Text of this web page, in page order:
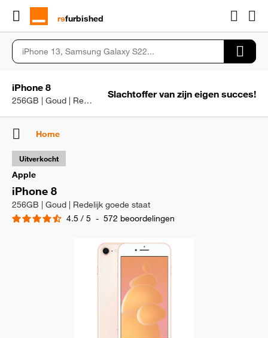
rɘfurbished
iPhone 8
256GB | Goud | Redelijk goede staat
Slachtoffer van zijn eigen succes!
Home
Apple
iPhone 8
256GB | Goud | Redelijk goede staat
4.5 / 5 - 572 beoordelingen
Uitverkocht